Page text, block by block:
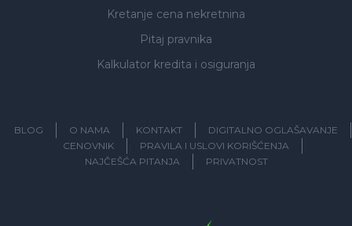
Kretanje cena nekretnina
Pitaj pravnika
Kalkulator kredita i osiguranja
BLOG O NAMA KONTAKT
DIGITALNO OGLAŠAVANJE
CENOVNIK
PRAVILA I USLOVI KORIŠĆENJA
NAJČEŠĆA PITANJA
PRIVATNOST